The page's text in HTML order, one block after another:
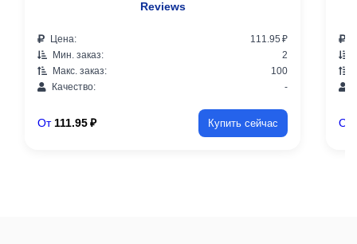
Reviews
Цена:
111.95 ₽
Мин. заказ:
2
Макс. заказ:
100
Качество:
-
От 111.95 ₽ Купить сейчас От